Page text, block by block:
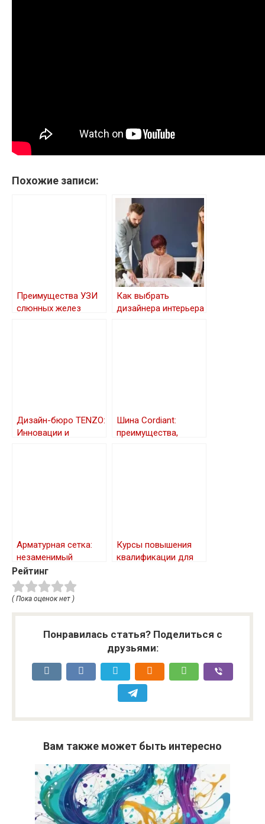
Похожие записи:
Преимущества УЗИ
слюнных желез
Как выбрать
дизайнера интерьера
Дизайн-бюро TENZO:
Инновации и
Шина Cordiant:
преимущества,
Арматурная сетка:
незаменимый
материал для
прочных
конструкций
Курсы повышения
квалификации для
Рейтинг
( Пока оценок нет )
Понравилась статья? Поделиться с
друзьями:
Вам также может быть интересно